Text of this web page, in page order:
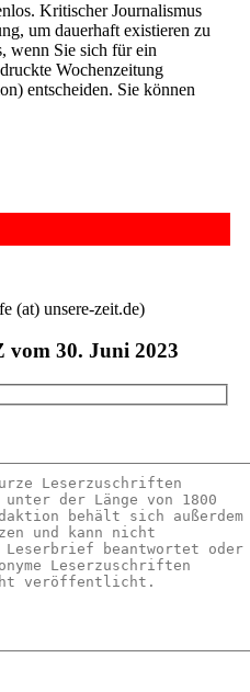
Kritischer Journalismus
um dauerhaft existieren zu
wenn Sie sich für ein
Wochenzeitung
entscheiden. Sie können
(at) unsere-zeit.de)
30. Juni 2023